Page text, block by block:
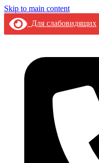
Skip to main content
Для слабовидящих